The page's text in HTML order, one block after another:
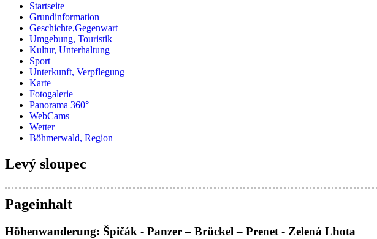
Startseite
Grundinformation
Geschichte,Gegenwart
Umgebung, Touristik
Kultur, Unterhaltung
Sport
Unterkunft, Verpflegung
Karte
Fotogalerie
Panorama 360°
WebCams
Wetter
Böhmerwald, Region
Levý sloupec
Pageinhalt
Höhenwanderung: Špičák - Panzer – Brückel – Prenet - Zelená Lhota